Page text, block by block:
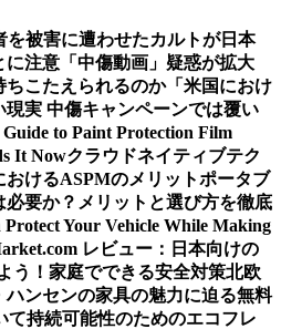
を被害に遭わせたカルトが日本
に注意 「中傷動画」疑惑が拡大
ちこたえられるのか「米国におけ
現実 中傷キャンペーンでは覆い
to Paint Protection Film
It Nowクラウドネイティブテク
おけるASPMのメリットポータブ
要か？メリットと選び方を徹底
Your Vehicle While Making
レビュー：日本向けの
う！家庭でできる安全対策北欧
ンセンの家具の魅力に迫る無料
て持続可能性のためのエコフレ